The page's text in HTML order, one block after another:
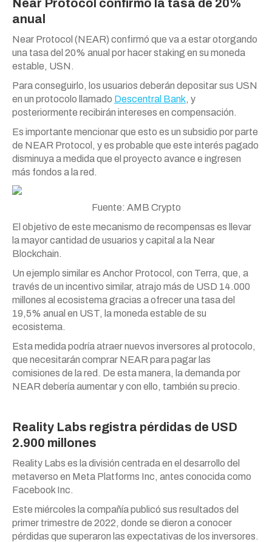
Near Protocol confirmó la tasa de 20%
anual
Near Protocol (NEAR) confirmó que va a estar otorgando
una tasa del 20% anual por hacer staking en su moneda
estable, USN.
Para conseguirlo, los usuarios deberán depositar sus USN
en un protocolo llamado Descentral Bank, y
posteriormente recibirán intereses en compensación.
Es importante mencionar que esto es un subsidio por parte
de NEAR Protocol, y es probable que este interés pagado
disminuya a medida que el proyecto avance e ingresen
más fondos a la red.
Fuente: AMB Crypto
El objetivo de este mecanismo de recompensas es llevar
la mayor cantidad de usuarios y capital a la Near
Blockchain.
Un ejemplo similar es Anchor Protocol, con Terra, que, a
través de un incentivo similar, atrajo más de USD 14.000
millones al ecosistema gracias a ofrecer una tasa del
19,5% anual en UST, la moneda estable de su
ecosistema.
Esta medida podría atraer nuevos inversores al protocolo,
que necesitarán comprar NEAR para pagar las
comisiones de la red. De esta manera, la demanda por
NEAR debería aumentar y con ello, también su precio.
Reality Labs registra pérdidas de USD
2.900 millones
Reality Labs es la división centrada en el desarrollo del
metaverso en Meta Platforms Inc, antes conocida como
Facebook Inc.
Este miércoles la compañía publicó sus resultados del
primer trimestre de 2022, donde se dieron a conocer
pérdidas que superaron las expectativas de los inversores.